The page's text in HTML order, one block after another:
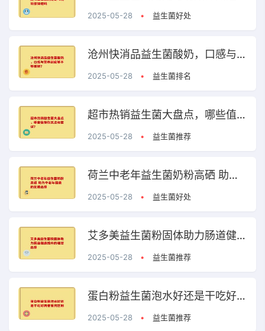
2025-05-28 • 益生菌好处
沧州快消品益生菌酸奶，口感与营养到底够不够尝鲜？
2025-05-28 • 益生菌排名
超市热销益生菌大盘点，哪些值得你关注和尝试？
2025-05-28 • 益生菌推荐
荷兰中老年益生菌奶粉高硒 助力中老年健康的优质选择
2025-05-28 • 益生菌好处
艾多美益生菌粉固体助力肠道健康提升的理想选择
2025-05-28 • 益生菌推荐
蛋白粉益生菌泡水好还是干吃好两者有何区别
2025-05-28 • 益生菌推荐